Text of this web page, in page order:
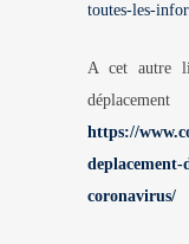
toutes-les-
A cet autre
https://
coronavirus/